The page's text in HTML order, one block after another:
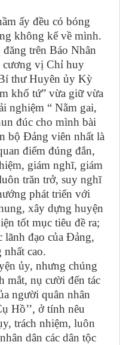
ấy đều có bóng
không kể về mình.
trên Báo Nhân
cương vị Chỉ huy
thư Huyên ủy Kỳ
khổ tứ” vừa giữ vừa
nghiệm “ Nằm gai,
đúc cho mình bài
bộ Đảng viên nhất là
điểm đúng đắn,
giám nghĩ, giám
trăn trở, suy nghĩ
phát triển với
xây dựng huyện
tốt mục tiêu đề ra;
lãnh đạo của Đảng,
cao.
ủy, nhưng chúng
mắt, nụ cười đến tác
người quân nhân
Hồ’’, ở tính nêu
trách nhiệm, luôn
dân các dân tộc